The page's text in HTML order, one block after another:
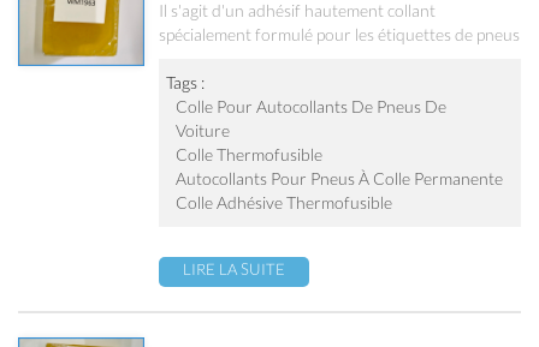
Pour Étiquettes De Pneus
Il s'agit d'un adhésif hautement collant
spécialement formulé pour les étiquettes de pneus
Tags :
Colle Pour Autocollants De Pneus De
Voiture
Colle Thermofusible
Autocollants Pour Pneus À Colle Permanente
Colle Adhésive Thermofusible
LIRE LA SUITE